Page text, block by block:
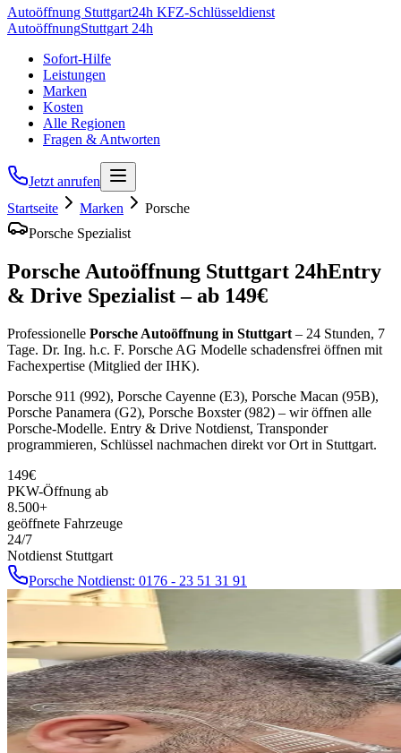
Autoöffnung Stuttgart24h KFZ-Schlüsseldienst
AutoöffnungStuttgart 24h
Sofort-Hilfe
Leistungen
Marken
Kosten
Alle Regionen
Fragen & Antworten
Jetzt anrufen
Startseite
Marken
Porsche
Porsche Spezialist
Porsche Autoöffnung Stuttgart 24hEntry
& Drive Spezialist – ab 149€
Professionelle Porsche Autoöffnung in Stuttgart – 24 Stunden, 7
Tage. Dr. Ing. h.c. F. Porsche AG Modelle schadensfrei öffnen mit
Fachexpertise (Mitglied der IHK).
Porsche 911 (992), Porsche Cayenne (E3), Porsche Macan (95B),
Porsche Panamera (G2), Porsche Boxster (982) – wir öffnen alle
Porsche-Modelle. Entry & Drive Notdienst, Transponder
programmieren, Schlüssel nachmachen direkt vor Ort in Stuttgart.
149€
PKW-Öffnung ab
8.500+
geöffnete Fahrzeuge
24/7
Notdienst Stuttgart
Porsche Notdienst: 0176 - 23 51 31 91